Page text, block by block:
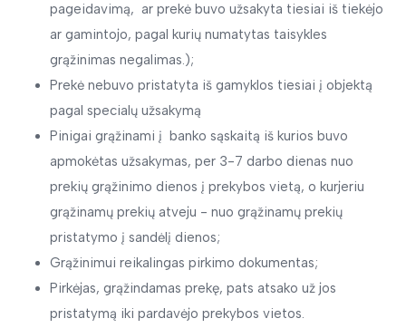
pageidavimą, ar prekė buvo užsakyta tiesiai iš tiekėjo
ar gamintojo, pagal kurių numatytas taisykles
grąžinimas negalimas.);
Prekė nebuvo pristatyta iš gamyklos tiesiai į objektą
pagal specialų užsakymą
Pinigai grąžinami į banko sąskaitą iš kurios buvo
apmokėtas užsakymas, per 3-7 darbo dienas nuo
prekių grąžinimo dienos į prekybos vietą, o kurjeriu
grąžinamų prekių atveju - nuo grąžinamų prekių
pristatymo į sandėlį dienos;
Grąžinimui reikalingas pirkimo dokumentas;
Pirkėjas, grąžindamas prekę, pats atsako už jos
pristatymą iki pardavėjo prekybos vietos.